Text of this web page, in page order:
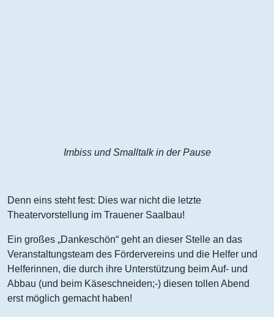
Imbiss und Smalltalk in der Pause
Denn eins steht fest: Dies war nicht die letzte
Theatervorstellung im Trauener Saalbau!
Ein großes „Dankeschön“ geht an dieser Stelle an das
Veranstaltungsteam des Fördervereins und die Helfer und
Helferinnen, die durch ihre Unterstützung beim Auf- und
Abbau (und beim Käseschneiden;-) diesen tollen Abend
erst möglich gemacht haben!